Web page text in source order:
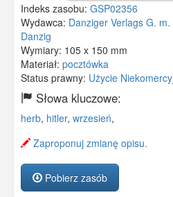
Indeks zasobu: GSP02356
Wydawca: Danziger Verlags G.
Danzig
Wymiary: 105 x 150 mm
Materiał: pocztówka
Status prawny: Użycie
Słowa kluczowe:
herb, hitler, wrzesień,
Zaproponuj zmianę opisu.
Pobierz zasób